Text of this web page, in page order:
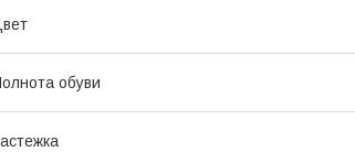
обуви